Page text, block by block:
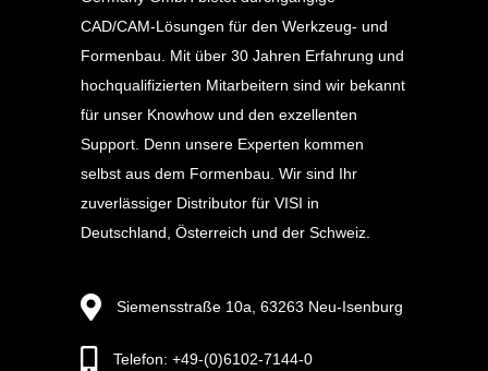
CAD/CAM-Lösungen für den Werkzeug- und
Formenbau. Mit über 30 Jahren Erfahrung und
hochqualifizierten Mitarbeitern sind wir bekannt
für unser Knowhow und den exzellenten
Support. Denn unsere Experten kommen
selbst aus dem Formenbau. Wir sind Ihr
zuverlässiger Distributor für VISI in
Deutschland, Österreich und der Schweiz.
Siemensstraße 10a, 63263 Neu-Isenburg
Telefon: +49-(0)6102-7144-0